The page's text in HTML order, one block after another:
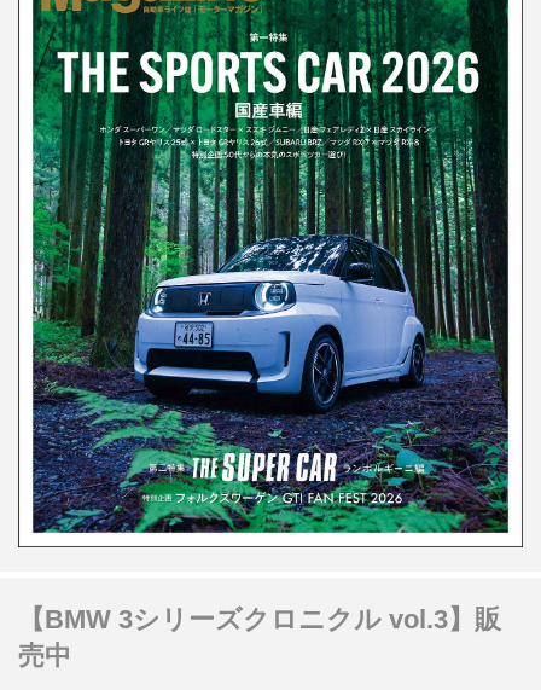
【BMW 3シリーズクロニクル vol.3】販
売中